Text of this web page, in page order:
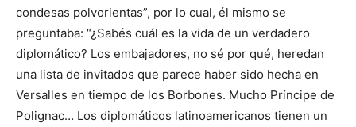
condesas polvorientas”, por lo cual, él mismo se
preguntaba: “¿Sabés cuál es la vida de un verdadero
diplomático? Los embajadores, no sé por qué, heredan
una lista de invitados que parece haber sido hecha en
Versalles en tiempo de los Borbones. Mucho Príncipe de
Polignac… Los diplomáticos latinoamericanos tienen un